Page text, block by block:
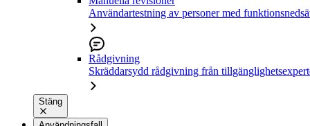
Användartestning av personer med
Rådgivning
Skräddarsydd rådgivning från
Stäng